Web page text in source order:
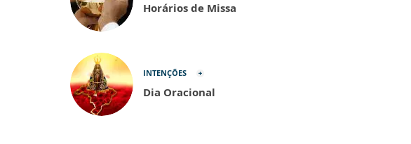
Horários de Missa
INTENÇÕES
Dia Oracional